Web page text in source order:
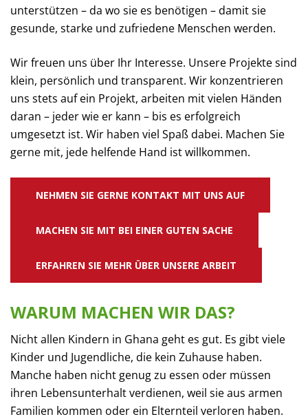
unterstützen – da wo sie es benötigen – damit sie
gesunde, starke und zufriedene Menschen werden.
Wir freuen uns über Ihr Interesse. Unsere Projekte sind
klein, persönlich und transparent. Wir konzentrieren
uns stets auf ein Projekt, arbeiten mit vielen Händen
daran – jeder wie er kann – bis es erfolgreich
umgesetzt ist. Wir haben viel Spaß dabei. Machen Sie
gerne mit, jede helfende Hand ist willkommen.
NEHMEN SIE GERNE KONTAKT MIT UNS AUF
MACHEN SIE MIT BEI EINER GUTEN SACHE
ERFAHREN SIE MEHR ÜBER UNSERE ARBEIT
WARUM MACHEN WIR DAS?
Nicht allen Kindern in Ghana geht es gut. Es gibt viele
Kinder und Jugendliche, die kein Zuhause haben.
Manche haben nicht genug zu essen oder müssen
ihren Lebensunterhalt verdienen, weil sie aus armen
Familien kommen oder ein Elternteil verloren haben.